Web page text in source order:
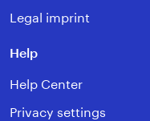
Legal imprint
Help
Help Center
Privacy settings